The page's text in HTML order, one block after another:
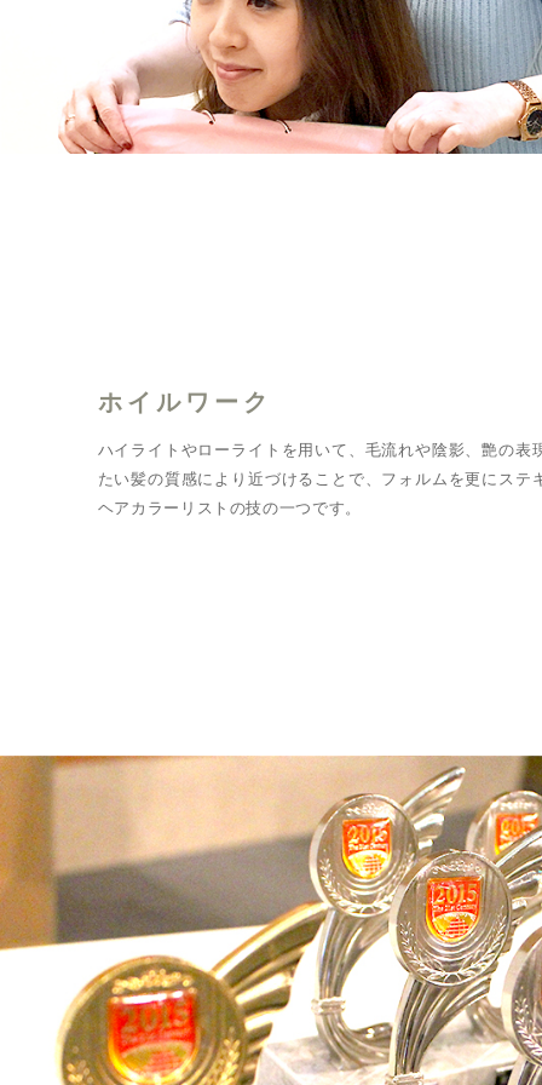
ホイルワーク
ハイライトやローライトを用いて、毛流れや陰影、艶の表
たい髪の質感により近づけることで、フォルムを更にステ
ヘアカラーリストの技の一つです。